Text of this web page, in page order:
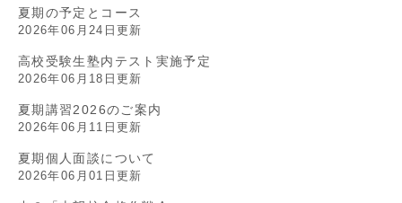
夏期の予定とコース
2026年06月24日更新
高校受験生塾内テスト実施予定
2026年06月18日更新
夏期講習2026のご案内
2026年06月11日更新
夏期個人面談について
2026年06月01日更新